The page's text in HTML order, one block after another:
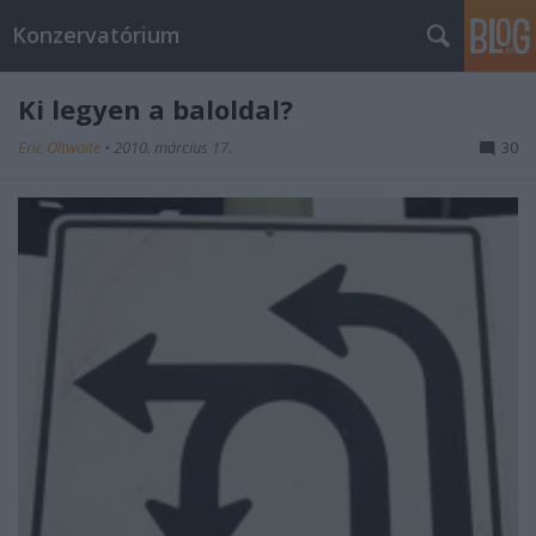
Konzervatórium
Ki legyen a baloldal?
Eric Oltwaite • 2010. március 17. 30